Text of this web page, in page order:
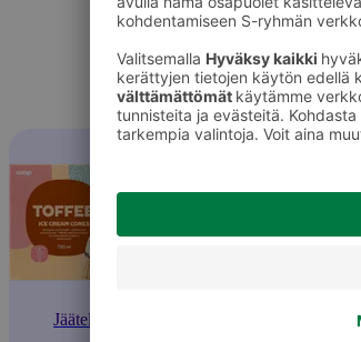
Jäätelöt